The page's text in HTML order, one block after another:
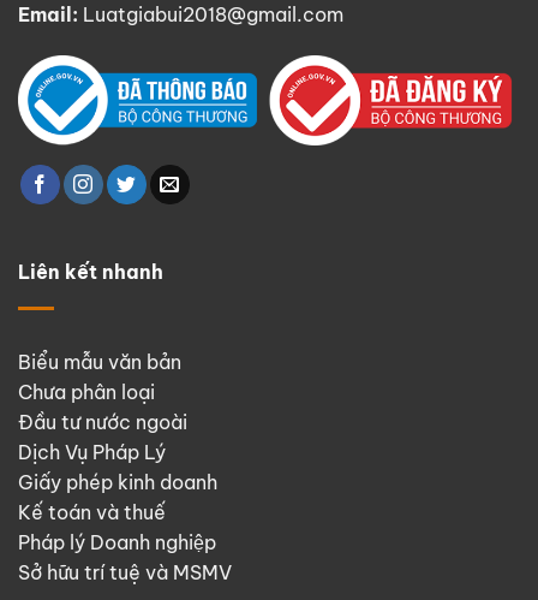
Email: Luatgiabui2018@gmail.com
Liên kết nhanh
Biểu mẫu văn bản
Chưa phân loại
Đầu tư nước ngoài
Dịch Vụ Pháp Lý
Giấy phép kinh doanh
Kế toán và thuế
Pháp lý Doanh nghiệp
Sở hữu trí tuệ và MSMV